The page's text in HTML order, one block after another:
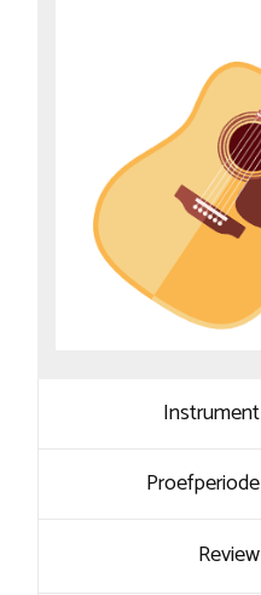
Instrument
Proefperiode
Review